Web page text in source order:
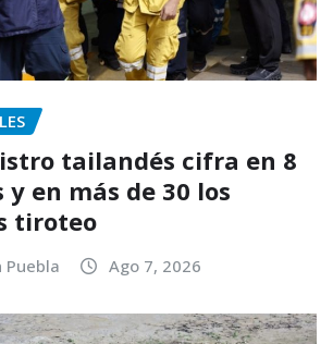
tailandés cifra en 8
en más de 30 los
tiroteo
Puebla Ago 7, 2026